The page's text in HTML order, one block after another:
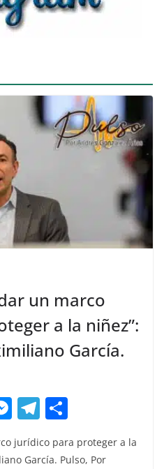
un marco
a la niñez”:
García.
M
e
ss
T
e m
jurídico para proteger a la
García. Pulso, Por